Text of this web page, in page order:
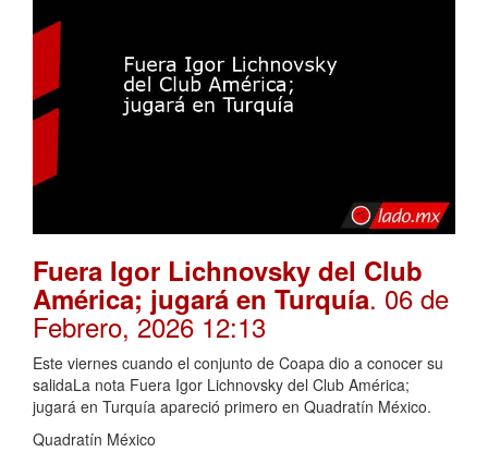
Fuera Igor Lichnovsky del Club
América; jugará en Turquía. 06 de
Febrero, 2026 12:13
Este viernes cuando el conjunto de Coapa dio a conocer su
salidaLa nota Fuera Igor Lichnovsky del Club América;
jugará en Turquía apareció primero en Quadratín México.
Quadratín México